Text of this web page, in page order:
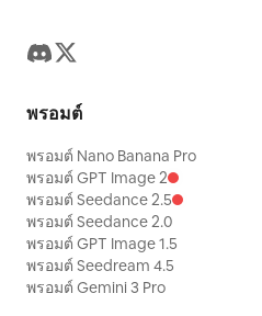
พรอมต์
พรอมต์ Nano Banana Pro
พรอมต์ GPT Image 2
พรอมต์ Seedance 2.5
พรอมต์ Seedance 2.0
พรอมต์ GPT Image 1.5
พรอมต์ Seedream 4.5
พรอมต์ Gemini 3 Pro